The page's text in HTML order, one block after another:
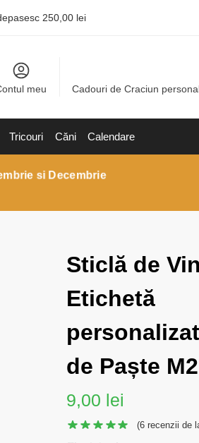
250,00 lei
meu Cadouri de Craciun
Tricouri Căni Calendare
si Decembrie
Sticlă de
Etichetă
de Paște
9,00 lei
(6recenzii de